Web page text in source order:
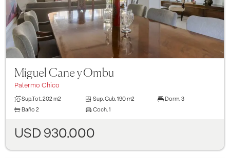
Miguel Cane y Ombu
Palermo Chico
Sup.Tot. 202 m2 Sup. Cub. 190 m2 Dorm. 3
Baño 2 Coch. 1
USD 930.000